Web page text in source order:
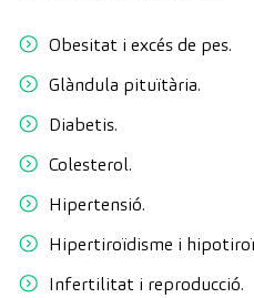
Obesitat i excés de pes.
Glàndula pituïtària.
Diabetis.
Colesterol.
Hipertensió.
Hipertiroïdisme i
Infertilitat i reproducció.